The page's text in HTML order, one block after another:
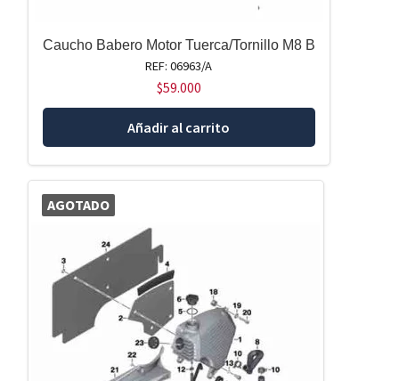
Caucho Babero Motor Tuerca/Tornillo M8 B
REF: 06963/A
$59.000
Añadir al carrito
AGOTADO